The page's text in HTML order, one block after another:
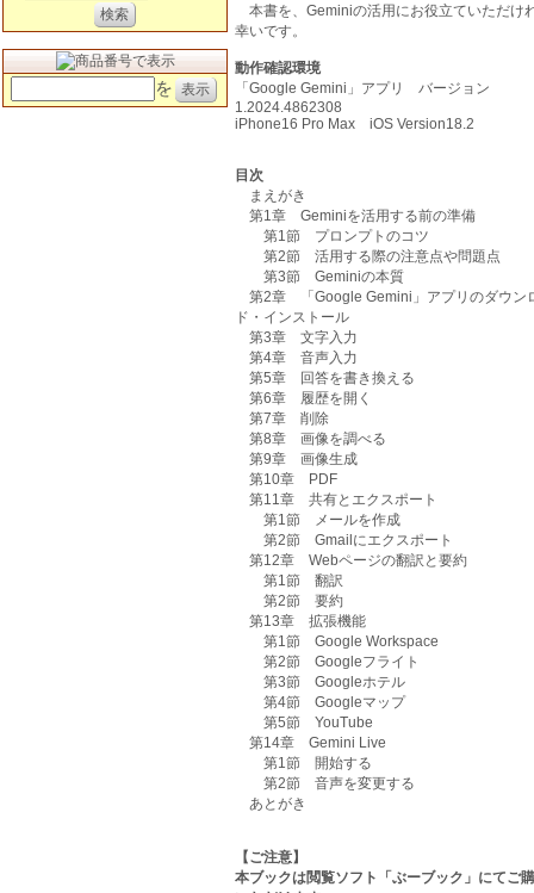
を
本書を、Geminiの活用にお役立ていただけ
幸いです。
動作確認環境
「Google Gemini」アプリ バージョン
1.2024.4862308
iPhone16 Pro Max iOS Version18.2
目次
まえがき
第1章 Geminiを活用する前の準備
第1節 プロンプトのコツ
第2節 活用する際の注意点や問題点
第3節 Geminiの本質
第2章 「Google Gemini」アプリのダウン
ド・インストール
第3章 文字入力
第4章 音声入力
第5章 回答を書き換える
第6章 履歴を開く
第7章 削除
第8章 画像を調べる
第9章 画像生成
第10章 PDF
第11章 共有とエクスポート
第1節 メールを作成
第2節 Gmailにエクスポート
第12章 Webページの翻訳と要約
第1節 翻訳
第2節 要約
第13章 拡張機能
第1節 Google Workspace
第2節 Googleフライト
第3節 Googleホテル
第4節 Googleマップ
第5節 YouTube
第14章 Gemini Live
第1節 開始する
第2節 音声を変更する
あとがき
【ご注意】
本ブックは閲覧ソフト「ぶーブック」にてご